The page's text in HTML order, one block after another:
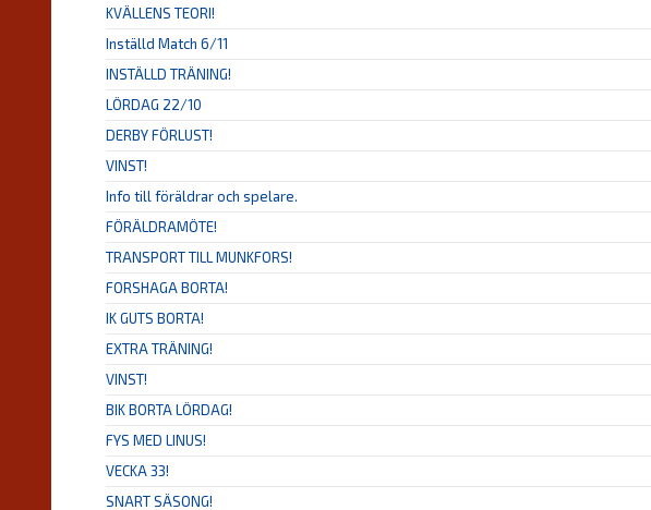
KVÄLLENS TEORI!
Inställd Match 6/11
INSTÄLLD TRÄNING!
LÖRDAG 22/10
DERBY FÖRLUST!
VINST!
Info till föräldrar och spelare.
FÖRÄLDRAMÖTE!
TRANSPORT TILL MUNKFORS!
FORSHAGA BORTA!
IK GUTS BORTA!
EXTRA TRÄNING!
VINST!
BIK BORTA LÖRDAG!
FYS MED LINUS!
VECKA 33!
SNART SÄSONG!